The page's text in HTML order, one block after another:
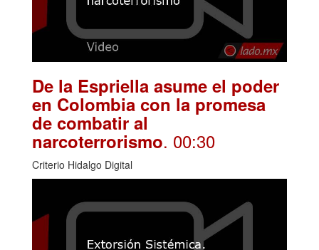
De la Espriella asume el poder
en Colombia con la promesa
de combatir al
narcoterrorismo. 00:30
Criterio Hidalgo Digital